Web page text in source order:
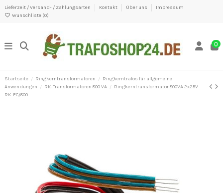
Lieferzeit / Versand- / Zahlungsarten Kontakt Über uns
Impressum
Wunschliste (0)
0
Startseite Ringkerntransformatoren
Ringkerntrafos für allgemeine
Anwendungen
RK-Transformatoren 800 VA
Ringkerntransformator 800VA 2x25V
RK-EC/800